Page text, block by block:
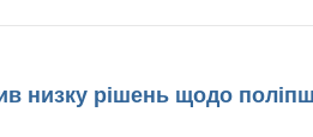
низку рішень щодо